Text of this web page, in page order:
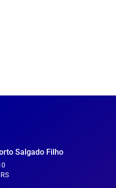
Salgado Filho